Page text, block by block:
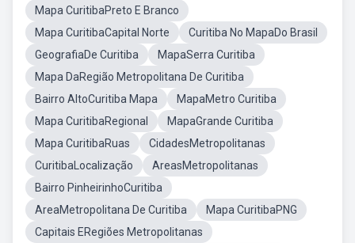
Mapa CuritibaPreto E Branco
Mapa CuritibaCapital Norte
Curitiba No MapaDo Brasil
GeografiaDe Curitiba
MapaSerra Curitiba
Mapa DaRegião Metropolitana De Curitiba
Bairro AltoCuritiba Mapa
MapaMetro Curitiba
Mapa CuritibaRegional
MapaGrande Curitiba
Mapa CuritibaRuas
CidadesMetropolitanas
CuritibaLocalização
AreasMetropolitanas
Bairro PinheirinhoCuritiba
AreaMetropolitana De Curitiba
Mapa CuritibaPNG
Capitais ERegiões Metropolitanas